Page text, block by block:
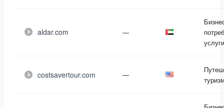
aldar.com —
услуги
costsavertour.com —